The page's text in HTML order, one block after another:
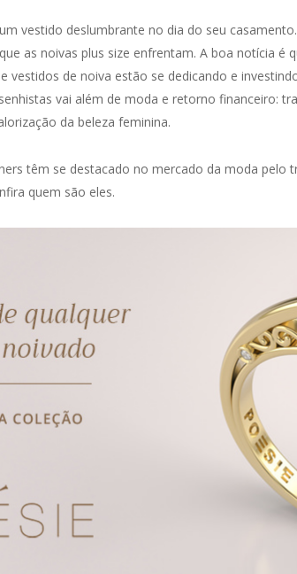
vestido deslumbrante no dia do seu
as noivas plus size enfrentam. A boa notícia é
vestidos de noiva estão se dedicando e
vai além de moda e retorno financeiro:
da beleza feminina.
têm se destacado no mercado da moda pelo
quem são eles.